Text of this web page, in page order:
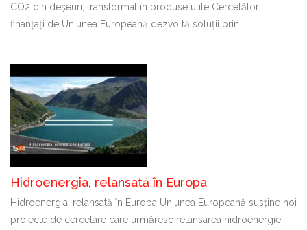
CO2 din deșeuri, transformat în produse utile Cercetătorii
finanțați de Uniunea Europeană dezvoltă soluții prin
Hidroenergia, relansată în Europa
Hidroenergia, relansată în Europa Uniunea Europeană susține noi
proiecte de cercetare care urmăresc relansarea hidroenergiei